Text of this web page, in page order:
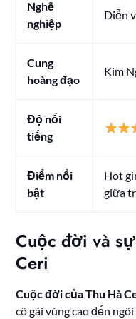
Nghề
nghiệp
Diễn
Cung
hoàng đạo
Kim
Độ nổi
tiếng
Điểm nổi
bật
Hot
giữa
Cuộc đời và
Ceri
Cuộc đời của Thu Hà
cô gái vùng cao đến